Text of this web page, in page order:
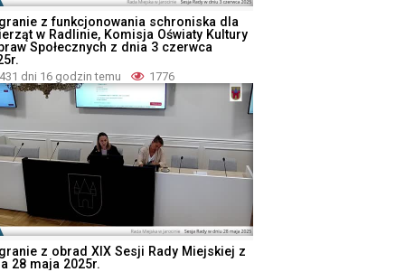
z funkcjonowania schroniska dla
w Radlinie, Komisja Oświaty Kultury
Społecznych z dnia 3 czerwca
431 dni 16 godzin temu 1776
z obrad XIX Sesji Rady Miejskiej z
28 maja 2025r.